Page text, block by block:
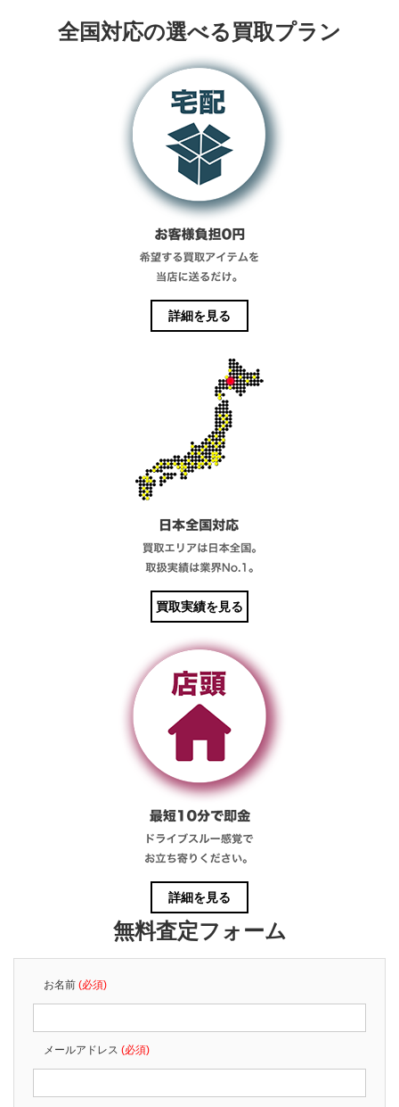
全国対応の選べる買取プラン
詳細を見る
買取実績を見る
詳細を見る
無料査定フォーム
お名前 (必須)
メールアドレス (必須)